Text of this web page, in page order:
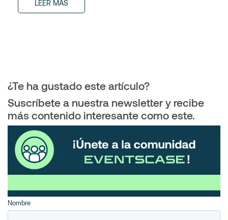
LEER MÁS
¿Te ha gustado este artículo?
Suscríbete a nuestra newsletter y recibe
más contenido interesante como este.